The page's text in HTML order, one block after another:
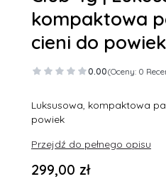
kompaktowa
cieni do powiek
0.00(Oceny: 0
Luksusowa, kompaktowa
powiek
Przejdź do pełnego opisu
Cena
299,00 zł